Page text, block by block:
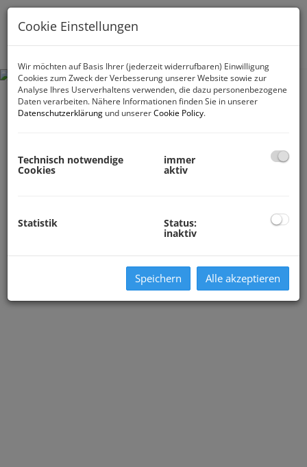
Cookie Einstellungen
Wir möchten auf Basis Ihrer (jederzeit widerrufbaren) Einwilligung
Cookies zum Zweck der Verbesserung unserer Website sowie zur
Analyse Ihres Userverhaltens verwenden, die dazu personenbezogene
Daten verarbeiten. Nähere Informationen finden Sie in unserer
Datenschutzerklärung und unsererCookie Policy.
Technisch notwendige
Cookies
immer
aktiv
Statistik Status:
inaktiv
Speichern Alle akzeptieren